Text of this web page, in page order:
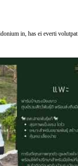
in, has ei everti volutpat